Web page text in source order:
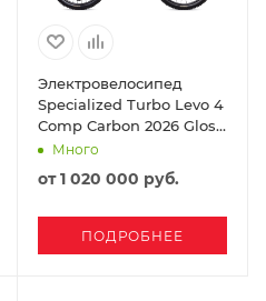
Электровелосипед
Specialized Turbo Levo 4
Comp Carbon 2026 Gloss
Orange Tint Over Silver
Много
от1 020 000 руб.
ПОДРОБНЕЕ